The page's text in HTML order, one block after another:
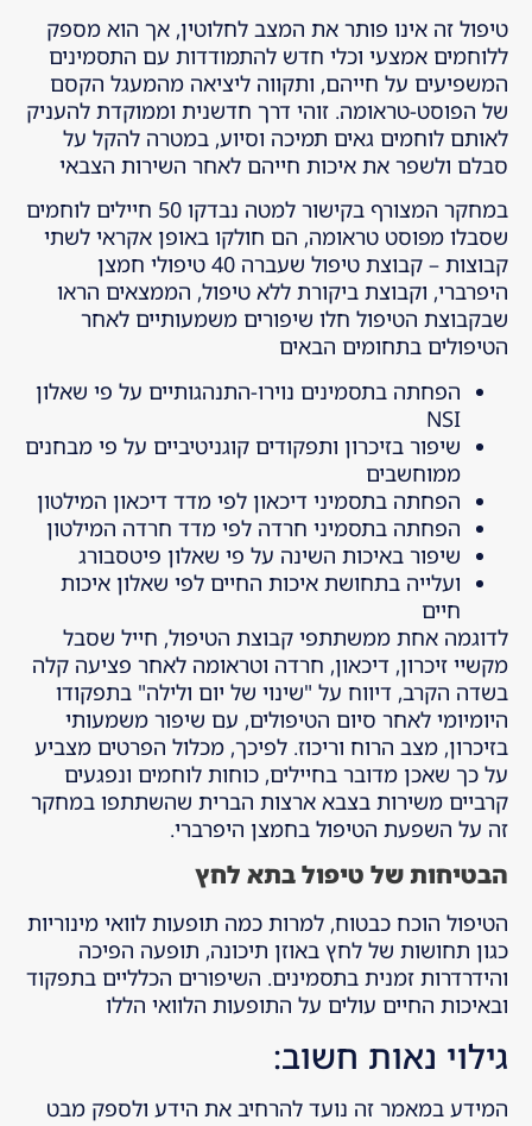
טיפול זה אינו פותר את המצב לחלוטין, אך הוא מספק
ללוחמים אמצעי וכלי חדש להתמודדות עם התסמינים
המשפיעים על חייהם, ותקווה ליציאה מהמעגל הקסם
של הפוסט-טראומה. זוהי דרך חדשנית וממוקדת להעניק
לאותם לוחמים גאים תמיכה וסיוע, במטרה להקל על
סבלם ולשפר את איכות חייהם לאחר השירות הצבאי
במחקר המצורף בקישור למטה נבדקו 50 חיילים לוחמים
שסבלו מפוסט טראומה, הם חולקו באופן אקראי לשתי
קבוצות – קבוצת טיפול שעברה 40 טיפולי חמצן
היפרברי, וקבוצת ביקורת ללא טיפול, הממצאים הראו
שבקבוצת הטיפול חלו שיפורים משמעותיים לאחר
הטיפולים בתחומים הבאים
הפחתה בתסמינים נוירו-התנהגותיים על פי שאלון
NSI
שיפור בזיכרון ותפקודים קוגניטיביים על פי מבחנים
ממוחשבים
הפחתה בתסמיני דיכאון לפי מדד דיכאון המילטון
הפחתה בתסמיני חרדה לפי מדד חרדה המילטון
שיפור באיכות השינה על פי שאלון פיטסבורג
ועלייה בתחושת איכות החיים לפי שאלון איכות
חיים
לדוגמה אחת ממשתתפי קבוצת הטיפול, חייל שסבל
מקשיי זיכרון, דיכאון, חרדה וטראומה לאחר פציעה קלה
בשדה הקרב, דיווח על "שינוי של יום ולילה" בתפקודו
היומיומי לאחר סיום הטיפולים, עם שיפור משמעותי
בזיכרון, מצב הרוח וריכוז. לפיכך, מכלול הפרטים מצביע
על כך שאכן מדובר בחיילים, כוחות לוחמים ונפגעים
קרביים משירות בצבא ארצות הברית שהשתתפו במחקר
זה על השפעת הטיפול בחמצן היפרברי.
הבטיחות של טיפול בתא לחץ
הטיפול הוכח כבטוח, למרות כמה תופעות לוואי מינוריות
כגון תחושות של לחץ באוזן תיכונה, תופעה הפיכה
והידרדרות זמנית בתסמינים. השיפורים הכלליים בתפקוד
ובאיכות החיים עולים על התופעות הלוואי הללו
גילוי נאות חשוב:
המידע במאמר זה נועד להרחיב את הידע ולספק מבט